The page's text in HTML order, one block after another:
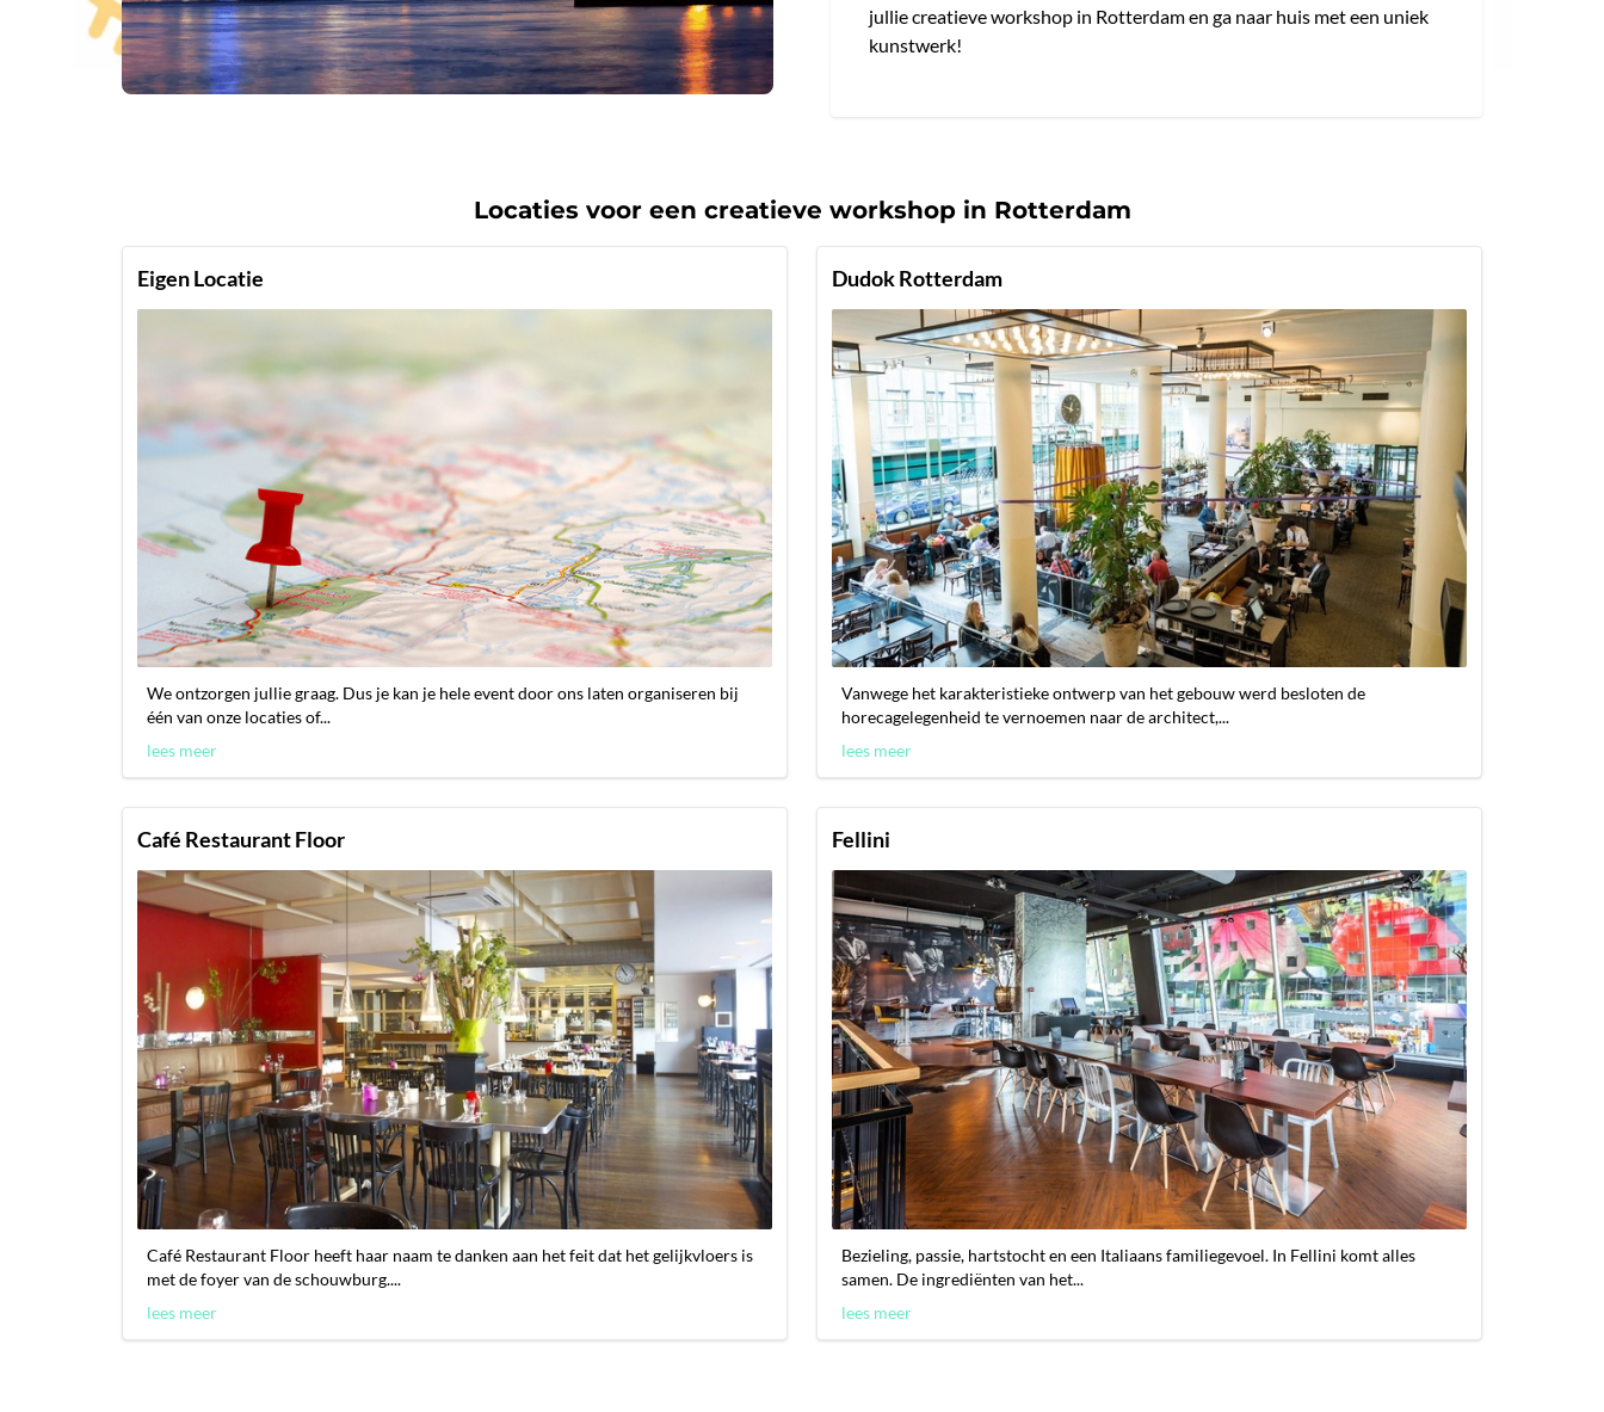
jullie creatieve workshop in Rotterdam en ga naar huis met een uniek
kunstwerk!
Locaties voor een creatieve workshop in Rotterdam
Eigen Locatie
We ontzorgen jullie graag. Dus je kan je hele event door ons laten organiseren bij
één van onze locaties of...
lees meer
Dudok Rotterdam
Vanwege het karakteristieke ontwerp van het gebouw werd besloten de
horecagelegenheid te vernoemen naar de architect,...
lees meer
Café Restaurant Floor
Café Restaurant Floor heeft haar naam te danken aan het feit dat het gelijkvloers is
met de foyer van de schouwburg....
lees meer
Fellini
Bezieling, passie, hartstocht en een Italiaans familiegevoel. In Fellini komt alles
samen. De ingrediënten van het...
lees meer